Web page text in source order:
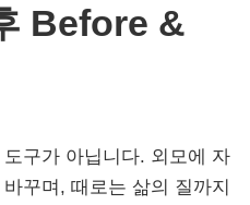
Before &
구가 아닙니다. 외모에 자
꾸며, 때로는 삶의 질까지